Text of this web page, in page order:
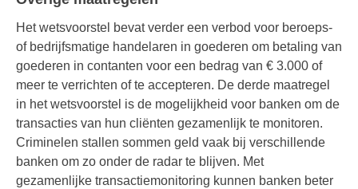
Het wetsvoorstel bevat verder een verbod voor beroeps-
of bedrijfsmatige handelaren in goederen om betaling van
goederen in contanten voor een bedrag van € 3.000 of
meer te verrichten of te accepteren. De derde maatregel
in het wetsvoorstel is de mogelijkheid voor banken om de
transacties van hun cliënten gezamenlijk te monitoren.
Criminelen stallen sommen geld vaak bij verschillende
banken om zo onder de radar te blijven. Met
gezamenlijke transactiemonitoring kunnen banken beter